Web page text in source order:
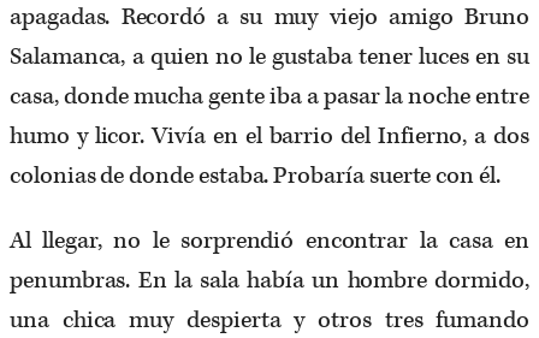
apagadas. Recordó a su muy viejo amigo Bruno
Salamanca, a quien no le gustaba tener luces en su
casa, donde mucha gente iba a pasar la noche entre
humo y licor. Vivía en el barrio del Infierno, a dos
colonias de donde estaba. Probaría suerte con él.
Al llegar, no le sorprendió encontrar la casa en
penumbras. En la sala había un hombre dormido,
una chica muy despierta y otros tres fumando